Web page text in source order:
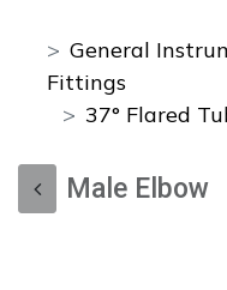
General
Fittings
37° Flared
Male Elbow